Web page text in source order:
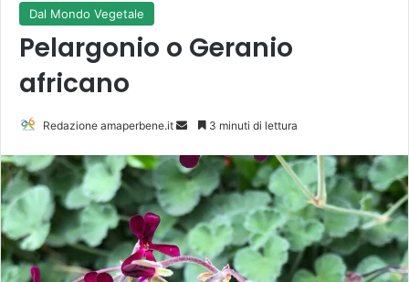
Dal Mondo Vegetale
Pelargonio o Geranio
africano
Redazione amaperbene.it
v
a
u
n
3 minuti di lettura